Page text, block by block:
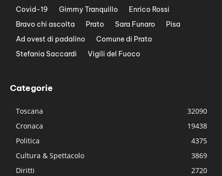
Covid-19
Gimmy Tranquillo
Enrico Rossi
Bravo chi ascolta
Prato Sara Funaro
Pisa
Ad ovest di padalino
Comune di Prato
Stefania Saccardi
Vigili del Fuoco
Categorie
Toscana
32090
Cronaca
19438
Politica
4375
Cultura & Spettacolo
3869
Diritti
2720